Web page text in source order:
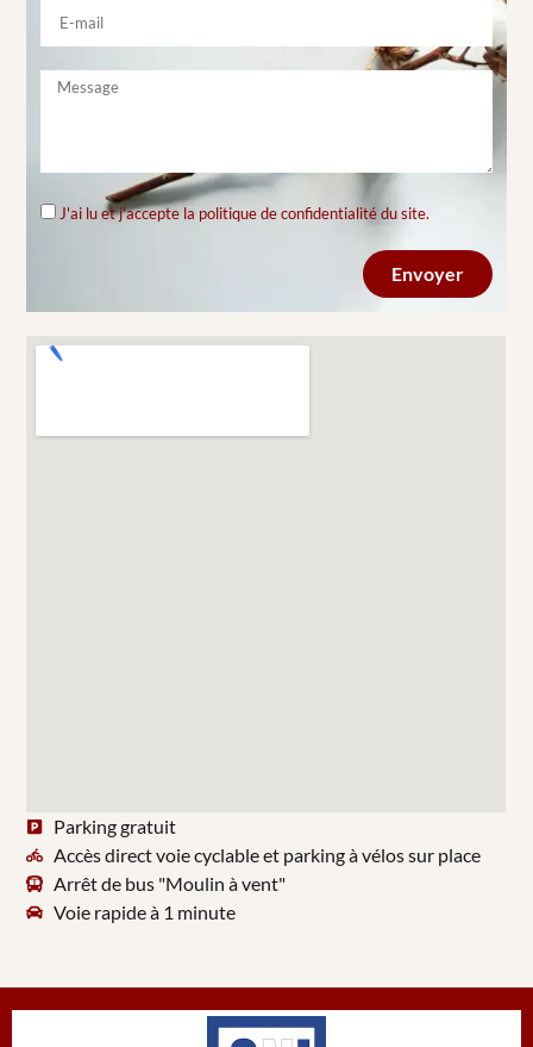
Parking gratuit
Accès direct voie cyclable et parking à vélos sur place
Arrêt de bus "Moulin à vent"
Voie rapide à 1 minute
J'ai lu et j'accepte la politique de confidentialité du site.
Envoyer